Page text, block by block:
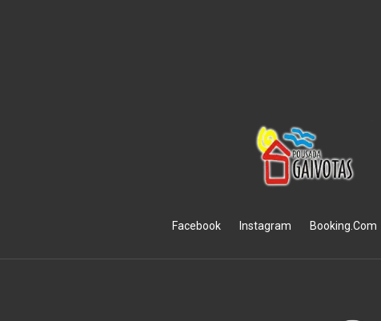
Facebook Instagram Booking.Com